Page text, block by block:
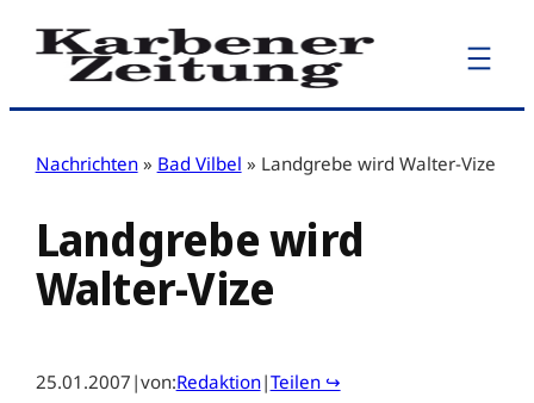
Zum
Inhalt
Nachrichten » Bad Vilbel » Landgrebe wird Walter-Vize
Landgrebe wird
Walter-Vize
25.01.2007 |von:Redaktion|Teilen ↪